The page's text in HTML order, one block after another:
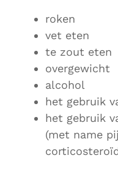
roken
vet eten
te zout eten
overgewicht
alcohol
het gebruik
het gebruik
(met name